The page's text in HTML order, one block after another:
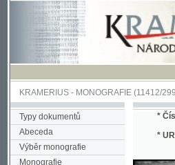
KRAMERIUS-MONOGRAFIE(11412/
Typy dokumentů
Abeceda
Výběr monografie
Monografie
Stránka